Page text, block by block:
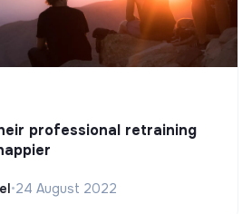
professional retraining
•24 August 2022